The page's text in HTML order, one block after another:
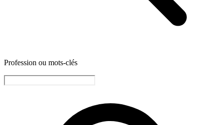
Profession ou mots-clés